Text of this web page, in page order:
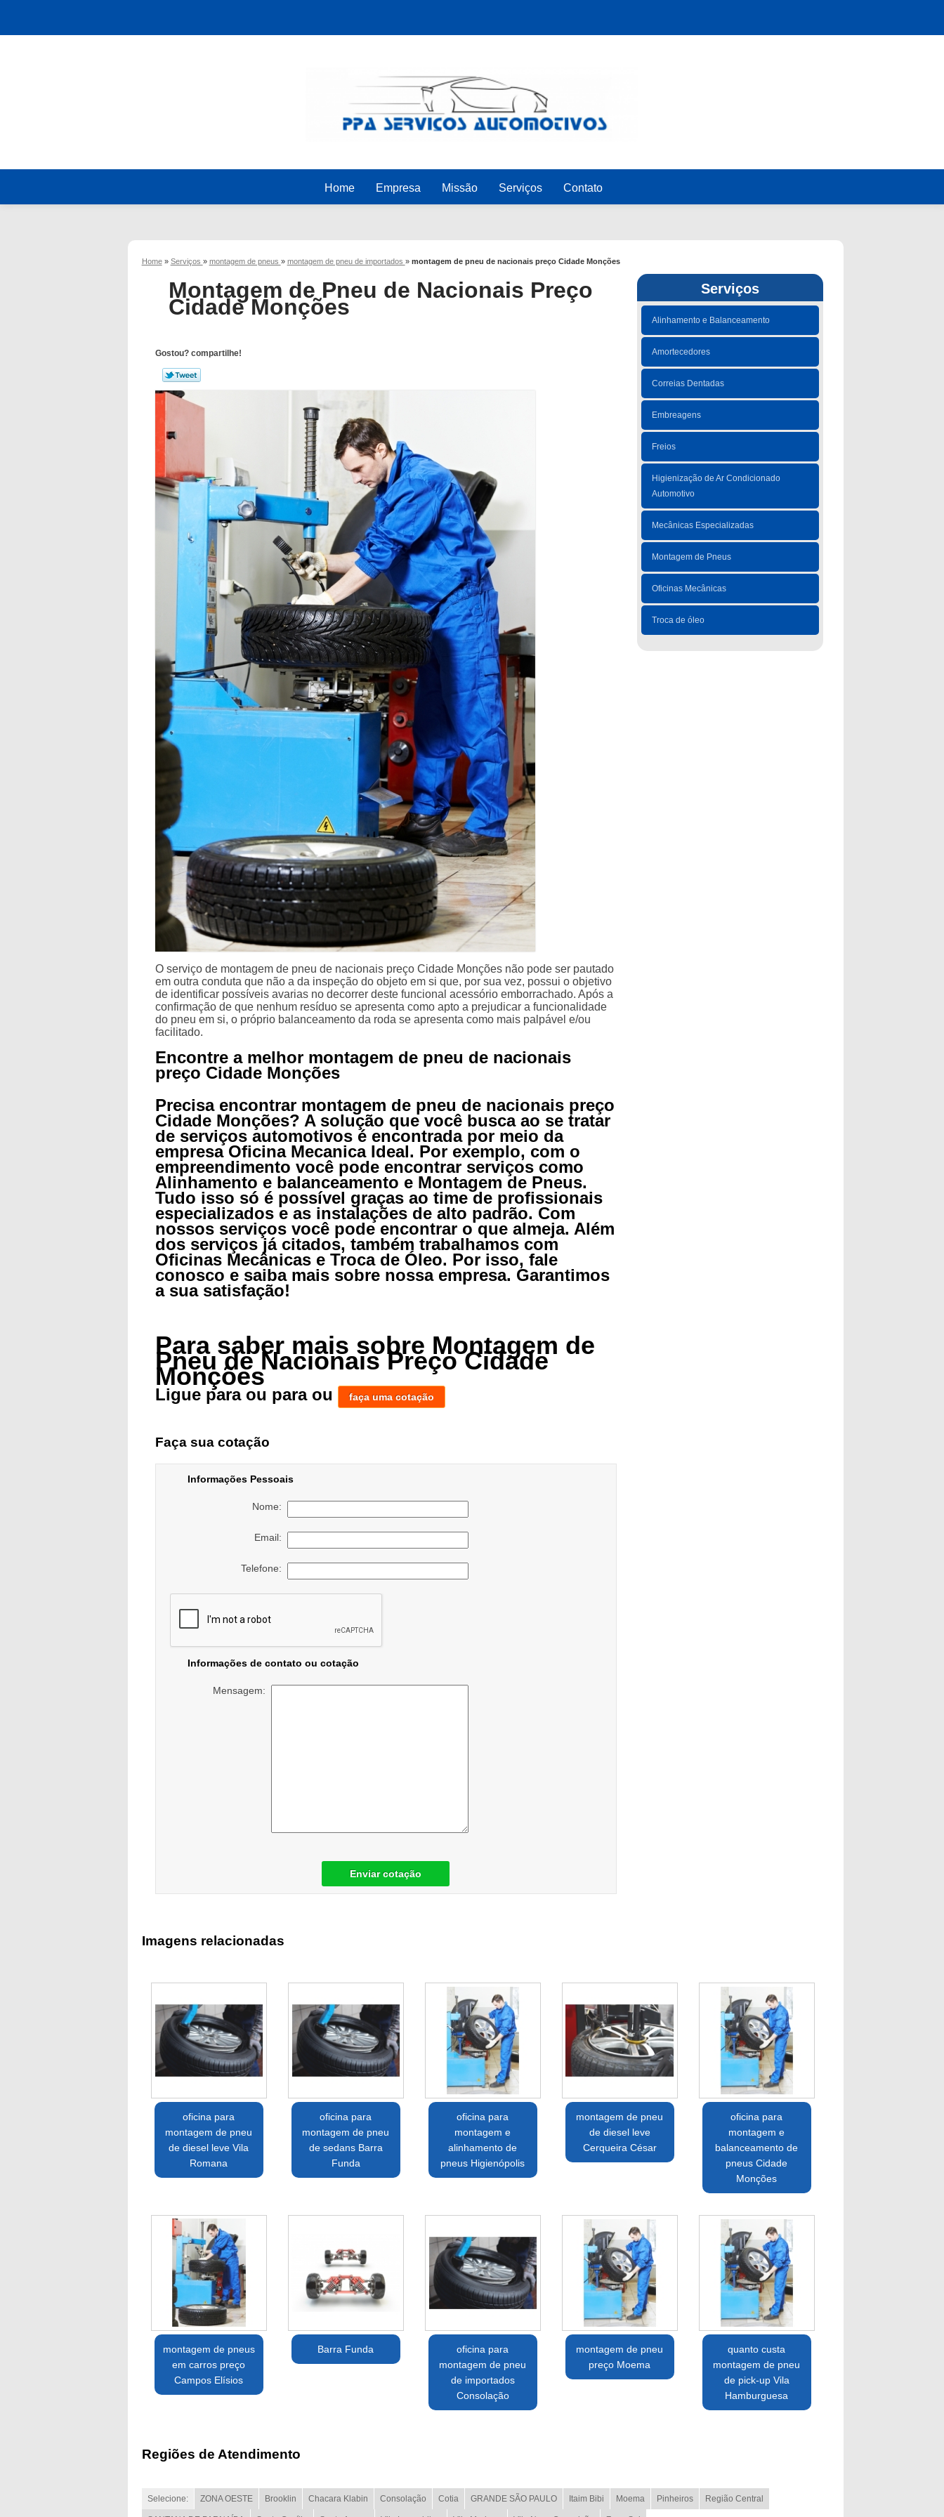
Home Empresa Missão Serviços Contato
Home » Serviços » montagem de pneus » montagem de pneu de importados » montagem de pneu de nacionais preço Cidade Monções
Serviços
Alinhamento e Balanceamento
Amortecedores
Correias Dentadas
Embreagens
Freios
Higienização de Ar Condicionado
Automotivo
Mecânicas Especializadas
Montagem de Pneus
Oficinas Mecânicas
Troca de óleo
Montagem de Pneu de Nacionais Preço
Cidade Monções
Gostou? compartilhe!
O serviço de montagem de pneu de nacionais preço Cidade Monções não pode ser pautado
em outra conduta que não a da inspeção do objeto em si que, por sua vez, possui o objetivo
de identificar possíveis avarias no decorrer deste funcional acessório emborrachado. Após a
confirmação de que nenhum resíduo se apresenta como apto a prejudicar a funcionalidade
do pneu em si, o próprio balanceamento da roda se apresenta como mais palpável e/ou
facilitado.
Encontre a melhor montagem de pneu de nacionais
preço Cidade Monções
Precisa encontrar montagem de pneu de nacionais preço
Cidade Monções? A solução que você busca ao se tratar
de serviços automotivos é encontrada por meio da
empresa Oficina Mecanica Ideal. Por exemplo, com o
empreendimento você pode encontrar serviços como
Alinhamento e balanceamento e Montagem de Pneus.
Tudo isso só é possível graças ao time de profissionais
especializados e as instalações de alto padrão. Com
nossos serviços você pode encontrar o que almeja. Além
dos serviços já citados, também trabalhamos com
Oficinas Mecânicas e Troca de Óleo. Por isso, fale
conosco e saiba mais sobre nossa empresa. Garantimos
a sua satisfação!
Para saber mais sobre Montagem de
Pneu de Nacionais Preço Cidade
Monções
Ligue para ou para ou faça uma cotação
Faça sua cotação
Informações Pessoais
Nome:
Email:
Telefone:
Informações de contato ou cotação
Mensagem:
Enviar cotação
Imagens relacionadas
oficina para
montagem de pneu
de diesel leve Vila
Romana
oficina para
montagem de pneu
de sedans Barra
Funda
oficina para
montagem e
alinhamento de
pneus Higienópolis
montagem de pneu
de diesel leve
Cerqueira César
oficina para
montagem e
balanceamento de
pneus Cidade
Monções
montagem de pneus
em carros preço
Campos Elísios
Barra Funda
oficina para
montagem de pneu
de importados
Consolação
montagem de pneu
preço Moema
quanto custa
montagem de pneu
de pick-up Vila
Hamburguesa
Regiões de Atendimento
Selecione: ZONA OESTE Brooklin Chacara Klabin Consolação Cotia GRANDE SÃO PAULO Itaim Bibi Moema Pinheiros Região Central